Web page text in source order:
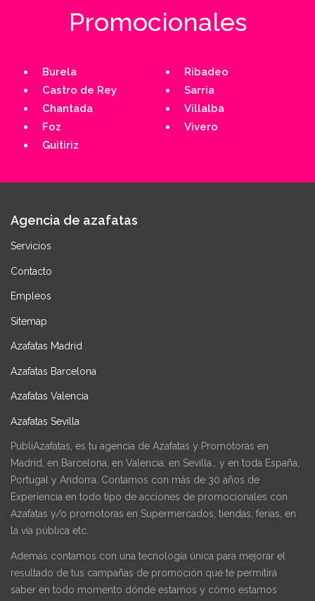
Promocionales
Burela
Castro de Rey
Chantada
Foz
Guitiriz
Ribadeo
Sarria
Villalba
Vivero
Agencia de azafatas
Servicios
Contacto
Empleos
Sitemap
Azafatas Madrid
Azafatas Barcelona
Azafatas Valencia
Azafatas Sevilla
PubliAzafatas, es tu agencia de Azafatas y Promotoras en
Madrid, en Barcelona, en Valencia, en Sevilla… y en toda España,
Portugal y Andorra. Contamos con más de 30 años de
Experiencia en todo tipo de acciones de promocionales con
Azafatas y/o promotoras en Supermercados, tiendas, ferias, en
la vía pública etc.
Además contamos con una tecnología única para mejorar el
resultado de tus campañas de promoción que te permitirá
saber en todo momento dónde estamos y cómo estamos